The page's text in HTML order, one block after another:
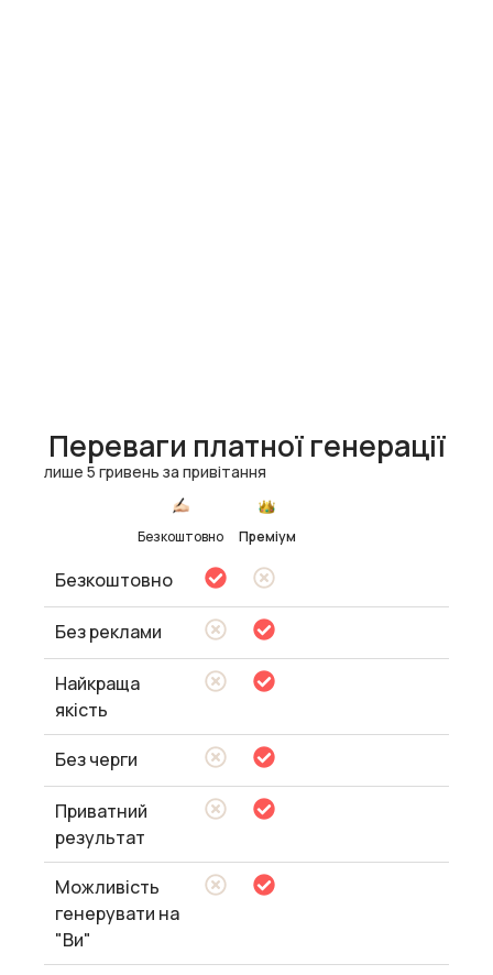
Переваги платної генерації
лише 5 гривень за привітання
Безкоштовно Преміум
Безкоштовно
Без реклами
Найкраща
якість
Без черги
Приватний
результат
Можливість
генерувати на
"Ви"